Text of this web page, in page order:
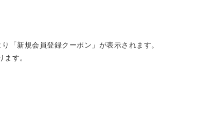
「新規会員登録クーポン」が表示されます。
す。